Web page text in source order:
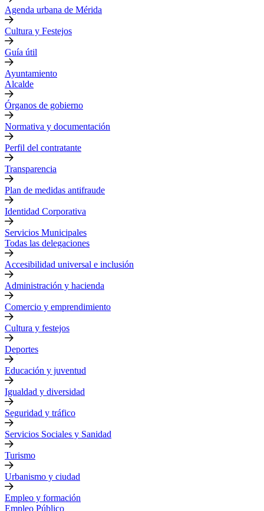
Agenda urbana de Mérida
Cultura y Festejos
Guía útil
Ayuntamiento
Alcalde
Órganos de gobierno
Normativa y documentación
Perfil del contratante
Transparencia
Plan de medidas antifraude
Identidad Corporativa
Servicios Municipales
Todas las delegaciones
Accesibilidad universal e inclusión
Administración y hacienda
Comercio y emprendimiento
Cultura y festejos
Deportes
Educación y juventud
Igualdad y diversidad
Seguridad y tráfico
Servicios Sociales y Sanidad
Turismo
Urbanismo y ciudad
Empleo y formación
Empleo Público